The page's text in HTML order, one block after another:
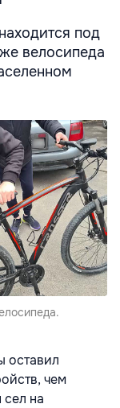
под
велосипеда
оставил
чем
на